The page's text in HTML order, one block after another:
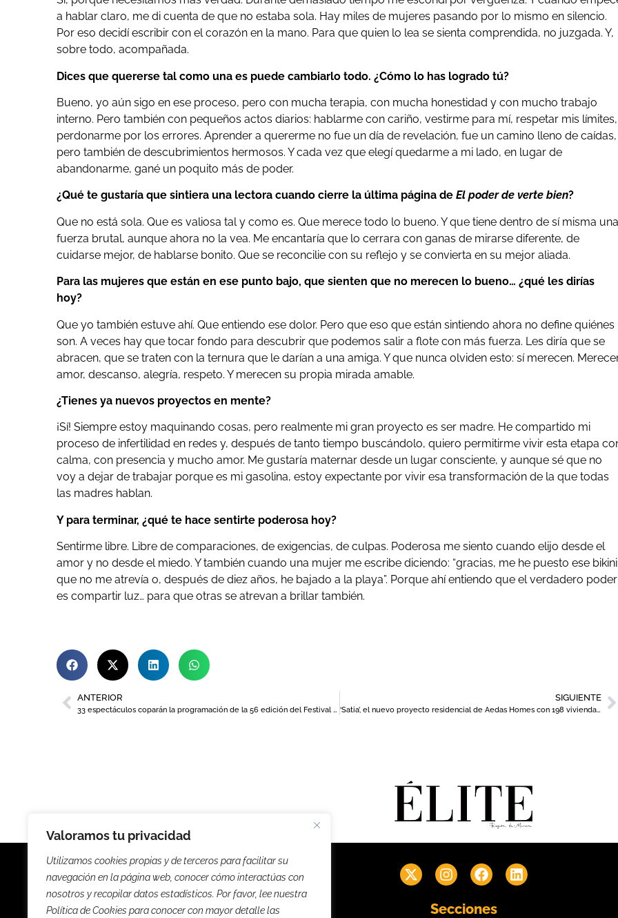
Valoramos tu privacidad
Utilizamos cookies propias y de terceros para facilitar su
navegación en la página web, conocer cómo interactúas con
nosotros y recopilar datos estadísticos. Por favor, lee nuestra
Política de Cookies para conocer con mayor detalle las
a hablar claro, me di cuenta de que no estaba sola. Hay miles de mujeres pasando por lo mismo en silencio.
Por eso decidí escribir con el corazón en la mano. Para que quien lo lea se sienta comprendida, no juzgada. Y,
sobre todo, acompañada.
Dices que quererse tal como una es puede cambiarlo todo. ¿Cómo lo has logrado tú?
Bueno, yo aún sigo en ese proceso, pero con mucha terapia, con mucha honestidad y con mucho trabajo
interno. Pero también con pequeños actos diarios: hablarme con cariño, vestirme para mí, respetar mis límites,
perdonarme por los errores. Aprender a quererme no fue un día de revelación, fue un camino lleno de caídas,
pero también de descubrimientos hermosos. Y cada vez que elegí quedarme a mi lado, en lugar de
abandonarme, gané un poquito más de poder.
¿Qué te gustaría que sintiera una lectora cuando cierre la última página de El poder de verte bien?
Que no está sola. Que es valiosa tal y como es. Que merece todo lo bueno. Y que tiene dentro de sí misma una
fuerza brutal, aunque ahora no la vea. Me encantaría que lo cerrara con ganas de mirarse diferente, de
cuidarse mejor, de hablarse bonito. Que se reconcilie con su reflejo y se convierta en su mejor aliada.
Para las mujeres que están en ese punto bajo, que sienten que no merecen lo bueno… ¿qué les dirías
hoy?
Que yo también estuve ahí. Que entiendo ese dolor. Pero que eso que están sintiendo ahora no define quiénes
son. A veces hay que tocar fondo para descubrir que podemos salir a flote con más fuerza. Les diría que se
abracen, que se traten con la ternura que le darían a una amiga. Y que nunca olviden esto: sí merecen.
amor, descanso, alegría, respeto. Y merecen su propia mirada amable.
¿Tienes ya nuevos proyectos en mente?
¡Sí! Siempre estoy maquinando cosas, pero realmente mi gran proyecto es ser madre. He compartido mi
proceso de infertilidad en redes y, después de tanto tiempo buscándolo, quiero permitirme vivir esta etapa
calma, con presencia y mucho amor. Me gustaría maternar desde un lugar consciente, y aunque sé que no
voy a dejar de trabajar porque es mi gasolina, estoy expectante por vivir esa transformación de la que todas
las madres hablan.
Y para terminar, ¿qué te hace sentirte poderosa hoy?
Sentirme libre. Libre de comparaciones, de exigencias, de culpas. Poderosa me siento cuando elijo desde el
amor y no desde el miedo. Y también cuando una mujer me escribe diciendo: “gracias, me he puesto ese bikini
que no me atrevía o, después de diez años, he bajado a la playa”. Porque ahí entiendo que el verdadero poder
es compartir luz… para que otras se atrevan a brillar también.
ANTERIOR
33 espectáculos coparán la programación de la 56 edición del Festival Internacional de Teatro de Molina de Segura
SIGUIENTE
‘Satia’, el nuevo proyecto residencial de Aedas Homes con 198 viviendas en Murcia
Secciones